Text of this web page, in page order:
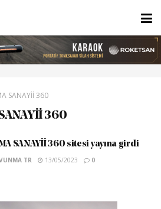
SANAYİİ 360
360
SANAYİİ 360 sitesi yayına girdi
TR 13/05/2023 0